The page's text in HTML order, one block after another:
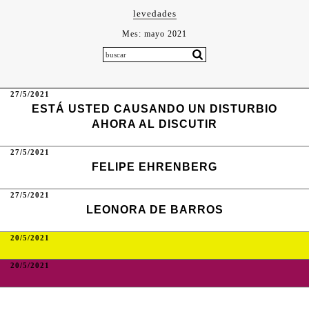
levedades
Mes: mayo 2021
27/5/2021
ESTÁ USTED CAUSANDO UN DISTURBIO
AHORA AL DISCUTIR
27/5/2021
FELIPE EHRENBERG
27/5/2021
LEONORA DE BARROS
20/5/2021
20/5/2021